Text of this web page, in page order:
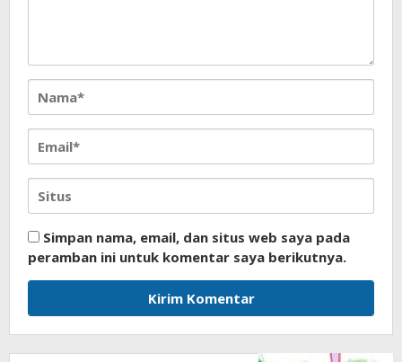
Simpan nama, email, dan situs web saya pada
peramban ini untuk komentar saya berikutnya.